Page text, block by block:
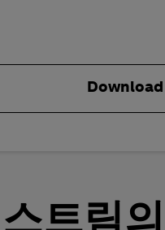
Download
트림